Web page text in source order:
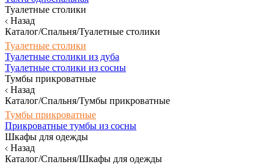
Туалетные столики
Назад
Каталог/Спальня/Туалетные столики
Туалетные столики
Туалетные столики из дуба
Туалетные столики из сосны
Тумбы прикроватные
Назад
Каталог/Спальня/Тумбы прикроватные
Тумбы прикроватные
Прикроватные тумбы из сосны
Шкафы для одежды
Назад
Каталог/Спальня/Шкафы для одежды